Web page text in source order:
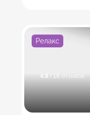
Релакс
4.9 / 16 отзывов